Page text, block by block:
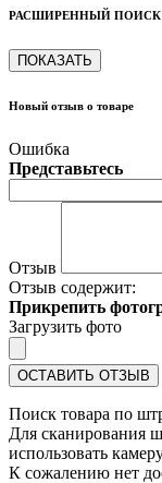
РАСШИРЕННЫЙ ПОИСК
ПОКАЗАТЬ
Новый отзыв о товаре
Ошибка
Представьтесь
Отзыв
Отзыв содержит:
Прикрепить
Загрузить фото
ОСТАВИТЬ ОТЗЫВ
Поиск товара по
Для сканирования
использовать
К сожалению нет